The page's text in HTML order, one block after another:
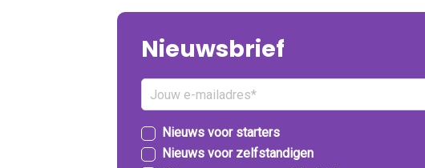
Nieuwsbrief
Nieuws voor starters
Nieuws voor zelfstandigen